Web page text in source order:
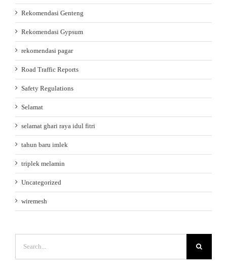
Rekomendasi Genteng
Rekomendasi Gypsum
rekomendasi pagar
Road Traffic Reports
Safety Regulations
Selamat
selamat ghari raya idul fitri
tahun baru imlek
triplek melamin
Uncategorized
wiremesh
for: